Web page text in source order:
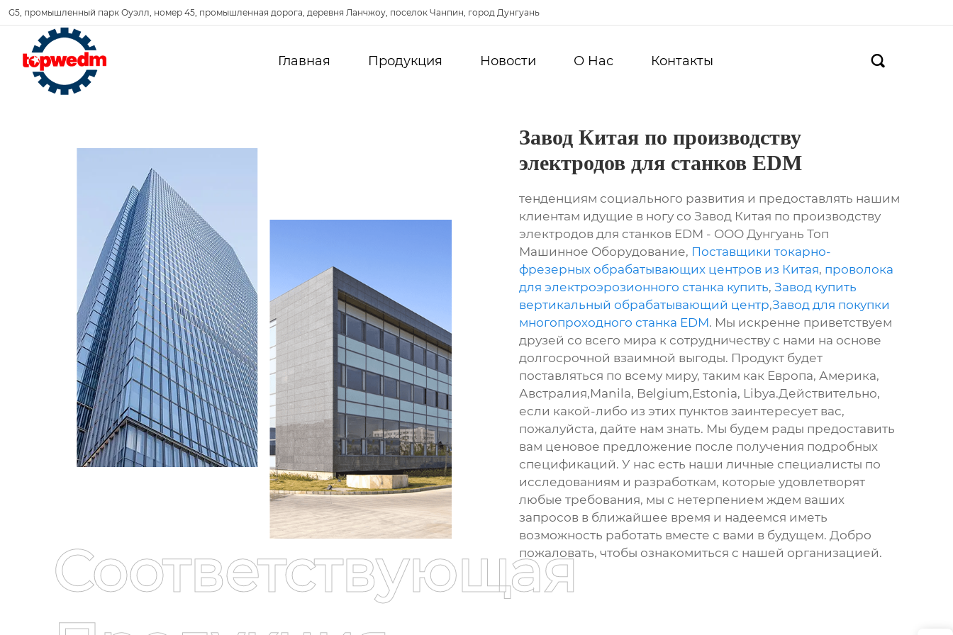
G5, промышленный парк Оуэлл, номер 45, промышленная дорога, деревня Ланчжоу, поселок Чанпин, город Дунгуань
Главная Продукция Новости О Hас Контакты 
Завод Китая по производству
электродов для станков EDM
тенденциям социального развития и предоставлять нашим
клиентам идущие в ногу со Завод Китая по производству
электродов для станков EDM - ООО Дунгуань Топ
Машинное Оборудование, Поставщики токарно-
фрезерных обрабатывающих центров из Китая, проволока
для электроэрозионного станка купить, Завод купить
вертикальный обрабатывающий центр,Завод для покупки
многопроходного станка EDM. Мы искренне приветствуем
друзей со всего мира к сотрудничеству с нами на основе
долгосрочной взаимной выгоды. Продукт будет
поставляться по всему миру, таким как Европа, Америка,
Австралия,Manila, Belgium,Estonia, Libya.Действительно,
если какой-либо из этих пунктов заинтересует вас,
пожалуйста, дайте нам знать. Мы будем рады предоставить
вам ценовое предложение после получения подробных
спецификаций. У нас есть наши личные специалисты по
исследованиям и разработкам, которые удовлетворят
любые требования, мы с нетерпением ждем ваших
запросов в ближайшее время и надеемся иметь
возможность работать вместе с вами в будущем. Добро
пожаловать, чтобы ознакомиться с нашей организацией.
Соответствующая